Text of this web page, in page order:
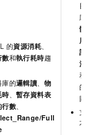
的資源消耗、
數和執行耗時趨
的邏輯讀、 物
時、暫存資料表
行數、
Full
目
庫
體
用
話
流
和
的
圖
支
不